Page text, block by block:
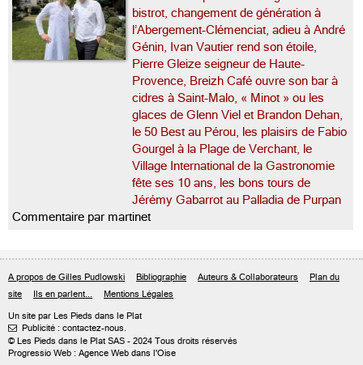
bistrot, changement de génération à
l’Abergement-Clémenciat, adieu à André
Génin, Ivan Vautier rend son étoile,
Pierre Gleize seigneur de Haute-
Provence, Breizh Café ouvre son bar à
cidres à Saint-Malo, « Minot » ou les
glaces de Glenn Viel et Brandon Dehan,
le 50 Best au Pérou, les plaisirs de Fabio
Gourgel à la Plage de Verchant, le
Village International de la Gastronomie
fête ses 10 ans, les bons tours de
Jérémy Gabarrot au Palladia de Purpan
Commentaire par martinet
A propos de Gilles Pudlowski Bibliographie Auteurs & Collaborateurs
Plan du
site
Ils en parlent... Mentions Légales
Un site par Les Pieds dans le Plat
 Publicité : contactez-nous.
© Les Pieds dans le Plat SAS - 2024 Tous droits réservés
Progressio Web : Agence Web dans l'Oise